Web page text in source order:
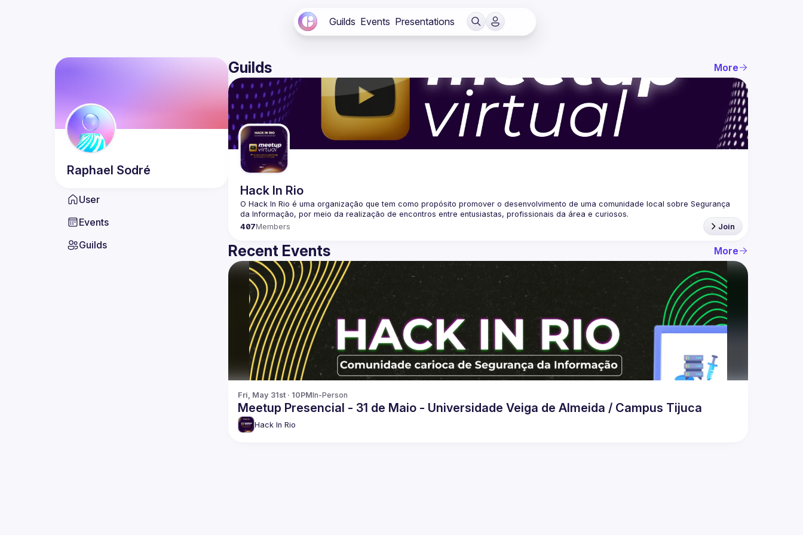
Guilds Events Presentations
Raphael Sodré
User
Events
Guilds
Guilds More
Hack In Rio
O Hack In Rio é uma organização que tem como propósito promover o desenvolvimento de uma comunidade local sobre Segurança
407Members Join
Recent Events More
Fri, May 31st · 10PMIn-Person
Meetup Presencial - 31 de Maio - Universidade Veiga de Almeida / Campus Tijuca
Hack In Rio